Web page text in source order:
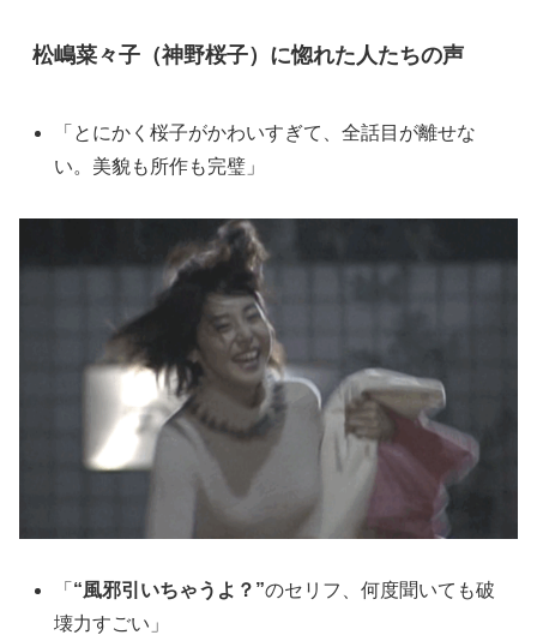
松嶋菜々子（神野桜子）に惚れた人たちの声
「とにかく桜子がかわいすぎて、全話目が離せな
い。美貌も所作も完璧」
「 “風邪引いちゃうよ？”のセリフ、何度聞いても破
壊力すごい」